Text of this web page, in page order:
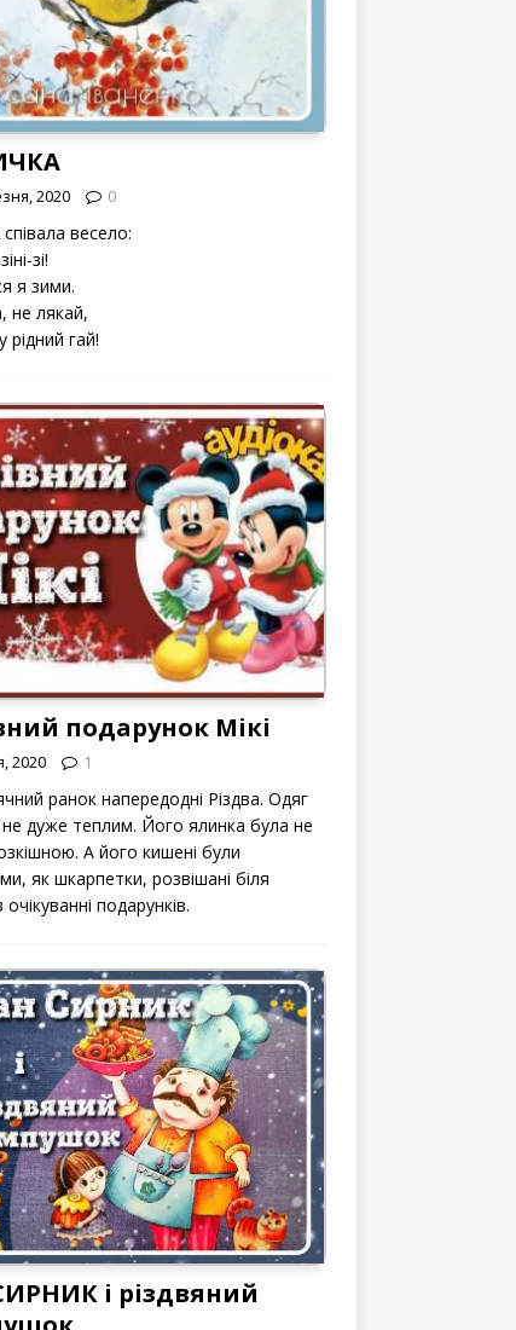
2020 0
весело:
зі!
я зими.
не лякай,
рідний гай!
подарунок Мікі
2020 1
ранок напередодні Різдва. Одяг
не дуже теплим. Його ялинка була не
А його кишені були
як шкарпетки, розвішані біля
очікуванні подарунків.
і різдвяний